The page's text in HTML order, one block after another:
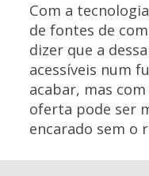
Com a
de fontes de
dizer que a
acessíveis num
acabar, mas
oferta pode ser
encarado sem o